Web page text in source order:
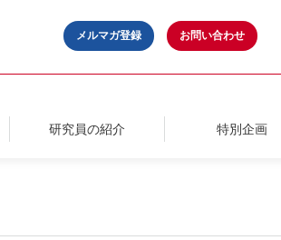
メルマガ登録 お問い合わせ
研究員の紹介 特別企画